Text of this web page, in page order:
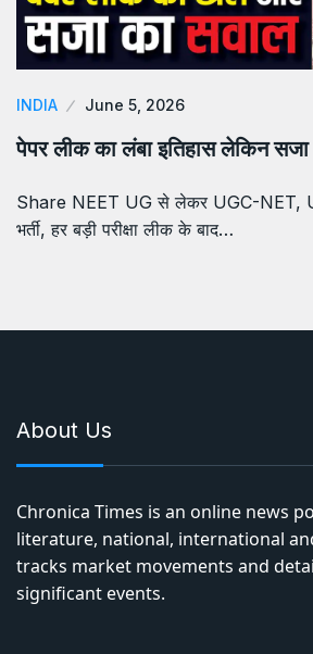
INDIA June 5, 2026
पेपर लीक का लंबा इतिहास लेकिन
Share NEET UG से लेकर UGC-NET,
भर्ती, हर बड़ी परीक्षा लीक के बाद…
About Us
Chronica Times is an online news
literature, national, international
tracks market movements and
significant events.